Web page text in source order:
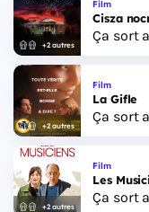
+2 autres
Film
Cisza
Ça sort
+2 autres
Film
La Gifle
Ça sort
+2 autres
Film
Les
Ça sort